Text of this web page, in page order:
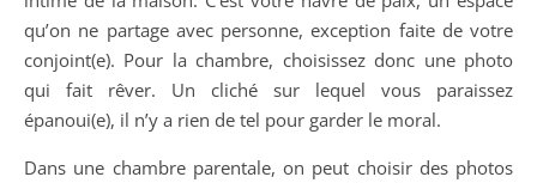
qu’on ne partage avec personne, exception faite de votre
conjoint(e). Pour la chambre, choisissez donc une photo
qui fait rêver. Un cliché sur lequel vous paraissez
épanoui(e), il n’y a rien de tel pour garder le moral.
Dans une chambre parentale, on peut choisir des photos